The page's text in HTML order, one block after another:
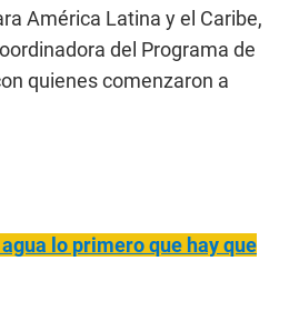
América Latina y el Caribe,
del Programa de
quienes comenzaron a
lo primero que hay que